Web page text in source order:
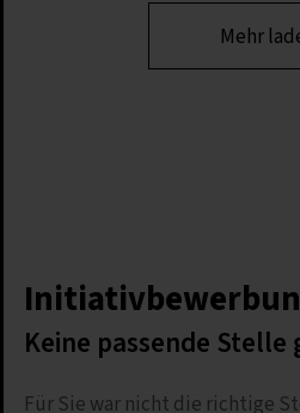
Mehr
Keine passende Stelle
Für Sie war nicht die richtige